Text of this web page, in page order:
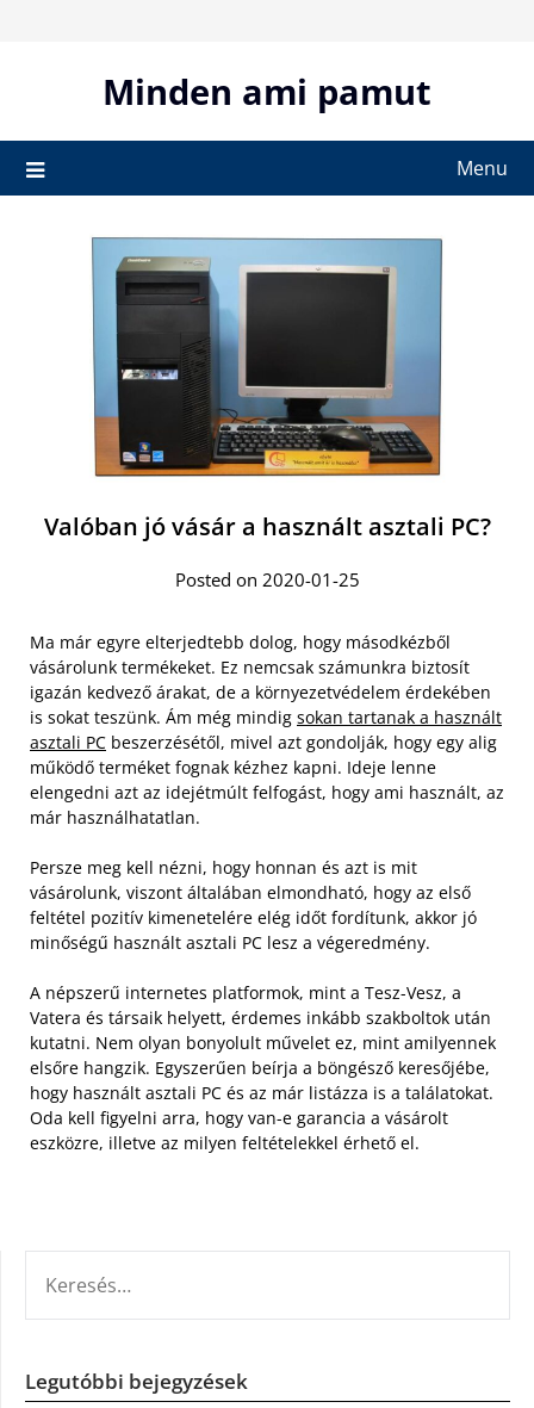
Minden ami pamut
Menu
Valóban jó vásár a használt asztali PC?
Posted on 2020-01-25
Ma már egyre elterjedtebb dolog, hogy másodkézből
vásárolunk termékeket. Ez nemcsak számunkra biztosít
igazán kedvező árakat, de a környezetvédelem érdekében
is sokat teszünk. Ám még mindig sokan tartanak a használt
asztali PC beszerzésétől, mivel azt gondolják, hogy egy alig
működő terméket fognak kézhez kapni. Ideje lenne
elengedni azt az idejétmúlt felfogást, hogy ami használt, az
már használhatatlan.
Persze meg kell nézni, hogy honnan és azt is mit
vásárolunk, viszont általában elmondható, hogy az első
feltétel pozitív kimenetelére elég időt fordítunk, akkor jó
minőségű használt asztali PC lesz a végeredmény.
A népszerű internetes platformok, mint a Tesz-Vesz, a
Vatera és társaik helyett, érdemes inkább szakboltok után
kutatni. Nem olyan bonyolult művelet ez, mint amilyennek
elsőre hangzik. Egyszerűen beírja a böngésző keresőjébe,
hogy használt asztali PC és az már listázza is a találatokat.
Oda kell figyelni arra, hogy van-e garancia a vásárolt
eszközre, illetve az milyen feltételekkel érhető el.
Legutóbbi bejegyzések